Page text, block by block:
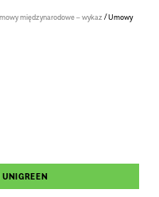
międzynarodowe – wykaz /Umowy